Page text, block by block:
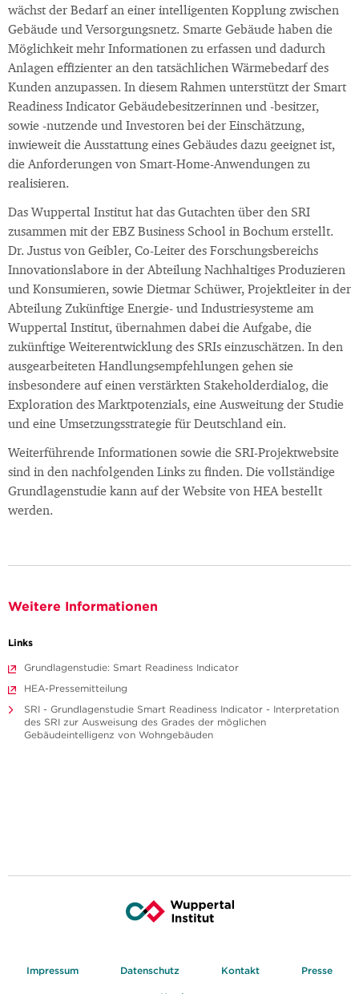
wächst der Bedarf an einer intelligenten Kopplung zwischen
Gebäude und Versorgungsnetz. Smarte Gebäude haben die
Möglichkeit mehr Informationen zu erfassen und dadurch
Anlagen effizienter an den tatsächlichen Wärmebedarf des
Kunden anzupassen. In diesem Rahmen unterstützt der Smart
Readiness Indicator Gebäudebesitzerinnen und -besitzer,
sowie -nutzende und Investoren bei der Einschätzung,
inwieweit die Ausstattung eines Gebäudes dazu geeignet ist,
die Anforderungen von Smart-Home-Anwendungen zu
realisieren.
Das Wuppertal Institut hat das Gutachten über den SRI
zusammen mit der EBZ Business School in Bochum erstellt.
Dr. Justus von Geibler, Co-Leiter des Forschungsbereichs
Innovationslabore in der Abteilung Nachhaltiges Produzieren
und Konsumieren, sowie Dietmar Schüwer, Projektleiter in der
Abteilung Zukünftige Energie- und Industriesysteme am
Wuppertal Institut, übernahmen dabei die Aufgabe, die
zukünftige Weiterentwicklung des SRIs einzuschätzen. In den
ausgearbeiteten Handlungsempfehlungen gehen sie
insbesondere auf einen verstärkten Stakeholderdialog, die
Exploration des Marktpotenzials, eine Ausweitung der Studie
und eine Umsetzungsstrategie für Deutschland ein.
Weiterführende Informationen sowie die SRI-Projektwebsite
sind in den nachfolgenden Links zu finden. Die vollständige
Grundlagenstudie kann auf der Website von HEA bestellt
werden.
Weitere Informationen
Links
Grundlagenstudie: Smart Readiness Indicator
HEA-Pressemitteilung
SRI - Grundlagenstudie Smart Readiness Indicator - Interpretation
des SRI zur Ausweisung des Grades der möglichen
Gebäudeintelligenz von Wohngebäuden
Impressum Datenschutz Kontakt Presse